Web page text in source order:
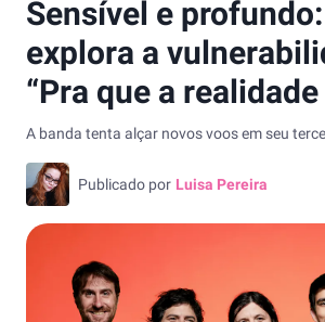
Sensível e
explora a
“Pra que a
destrua”
A banda tenta alçar novos voos em seu
Publicado por Luisa Pereira